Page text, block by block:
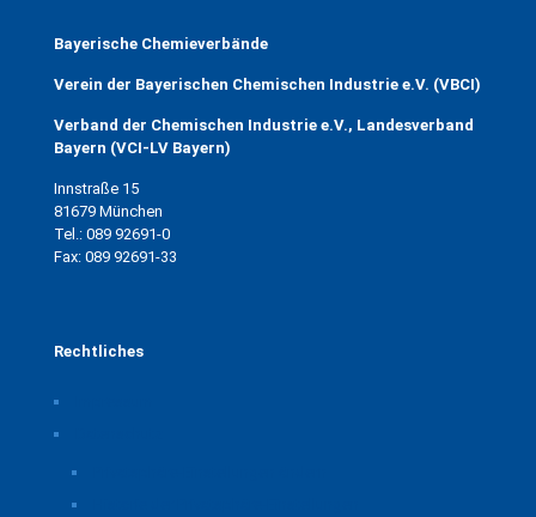
Bayerische Chemieverbände
Verein der Bayerischen Chemischen Industrie e.V. (VBCI)
Verband der Chemischen Industrie e.V., Landesverband
Bayern (VCI-LV Bayern)
Innstraße 15
81679 München
Tel.: 089 92691-0
Fax: 089 92691-33
Rechtliches